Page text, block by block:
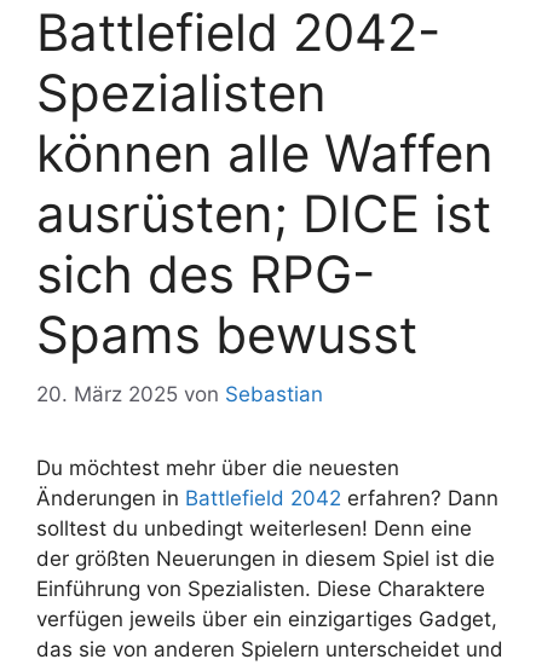
Battlefield 2042-
Spezialisten
können alle Waffen
ausrüsten; DICE ist
sich des RPG-
Spams bewusst
20. März 2025 von Sebastian
Du möchtest mehr über die neuesten
Änderungen in Battlefield 2042 erfahren? Dann
solltest du unbedingt weiterlesen! Denn eine
der größten Neuerungen in diesem Spiel ist die
Einführung von Spezialisten. Diese Charaktere
verfügen jeweils über ein einzigartiges Gadget,
das sie von anderen Spielern unterscheidet und